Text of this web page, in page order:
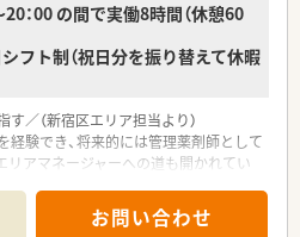
制度が設けられており、通勤交通費も
め安心して長く働くことができます。
：00 の間で実働8時間（休憩60
フト制（祝日分を振り替えて休暇
／（新宿区エリア担当より）
経験でき、将来的には管理薬剤師として
リアマネージャーへの道も開かれてい
＊
お問い合わせ